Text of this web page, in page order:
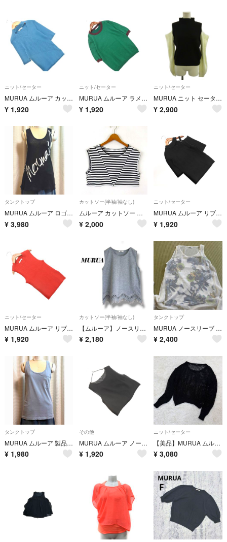
ニット/セーター
MURUA ムルーア カットカシュクール風 ニット セーター sizeF/青 ■◆ レディース
¥ 1,920
ニット/セーター
MURUA ムルーア ラメ サマー ニット セーター sizeF/緑ｘ茶 ■◆ レディース
¥ 1,920
ニット/セーター
MURUA ニット セーター F 黒 ブラック 白 ホワイト ハイネック 長袖
¥ 2,900
タンクトップ
MURUA ムルーア ロゴプリント タンクトップ 裾ロール カットオフ ブラック Y2K
¥ 3,980
カットソー(半袖/袖なし)
ムルーア カットソー ドライ ボーダー 切替 ショート丈 ノースリーブ M 白
¥ 2,000
ニット/セーター
MURUA ムルーア リブ サマー ニット セーター sizeF/黒 ■◆ レディース
¥ 1,920
ニット/セーター
MURUA ムルーア リブ ノースリーブ ニット セーター sizeF/赤 ■◆ レディース
¥ 1,920
カットソー(半袖/袖なし)
【ムルーア】ノースリーブ カットソー レース Aライン コットン混 グレー F
¥ 2,180
タンクトップ
MURUA ノースリーブ 花柄 シアー トップス
¥ 2,400
タンクトップ
MURUA ムルーア 製品染め風 コットンタンクトップ 胸ポケット ブルー
¥ 1,980
その他
MURUA ムルーア ノースリーブ プルオーバー sizeM/黒 ■◆ レディース
¥ 1,920
ニット/セーター
【美品】MURUA ムルーア メッシュニット トップス フリーサイズ ブラック
¥ 3,080